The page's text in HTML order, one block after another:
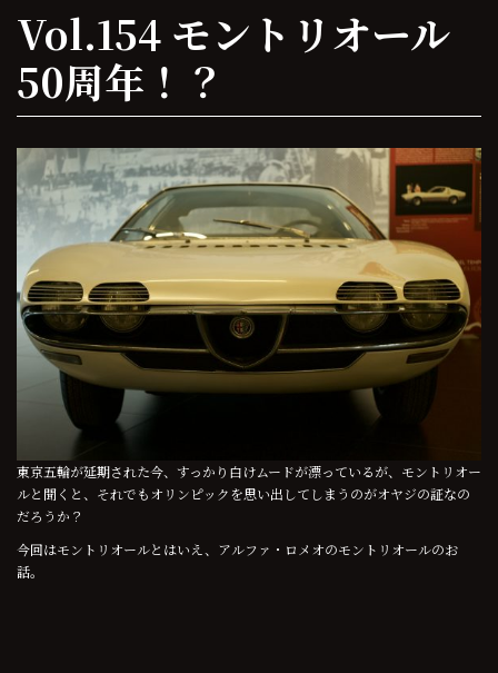
Vol.154 モントリオール
50周年！？
東京五輪が延期された今、すっかり白けムードが漂っているが、モントリオー
ルと聞くと、それでもオリンピックを思い出してしまうのがオヤジの証なの
だろうか？
今回はモントリオールとはいえ、アルファ・ロメオのモントリオールのお
話。